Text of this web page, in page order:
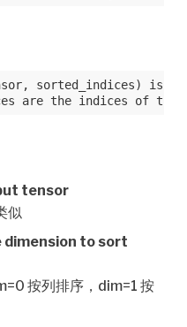
sorted_indices) is
are the indices of
tensor
似
dimension to sort
按列排序，dim=1 按